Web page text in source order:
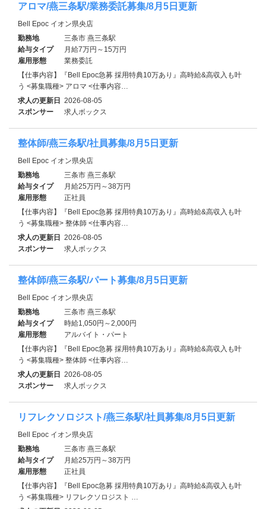
アロマ/燕三条駅/業務委託募集/8月5日更新
Bell Epoc イオン県央店
勤務地
三条市 燕三条駅
給与タイプ
月給7万円～15万円
雇用形態
業務委託
【仕事内容】『Bell Epoc急募 採用特典10万あり』高時給&高収入も叶
う <募集職種> アロマ <仕事内容…
求人の更新日 2026-08-05
スポンサー
求人ボックス
整体師/燕三条駅/社員募集/8月5日更新
Bell Epoc イオン県央店
勤務地
三条市 燕三条駅
給与タイプ
月給25万円～38万円
雇用形態
正社員
【仕事内容】『Bell Epoc急募 採用特典10万あり』高時給&高収入も叶
う <募集職種> 整体師 <仕事内容…
求人の更新日 2026-08-05
スポンサー
求人ボックス
整体師/燕三条駅/パート募集/8月5日更新
Bell Epoc イオン県央店
勤務地
三条市 燕三条駅
給与タイプ
時給1,050円～2,000円
雇用形態
アルバイト・パート
【仕事内容】『Bell Epoc急募 採用特典10万あり』高時給&高収入も叶
う <募集職種> 整体師 <仕事内容…
求人の更新日 2026-08-05
スポンサー
求人ボックス
リフレクソロジスト/燕三条駅/社員募集/8月5日更新
Bell Epoc イオン県央店
勤務地
三条市 燕三条駅
給与タイプ
月給25万円～38万円
雇用形態
正社員
【仕事内容】『Bell Epoc急募 採用特典10万あり』高時給&高収入も叶
う <募集職種> リフレクソロジスト …